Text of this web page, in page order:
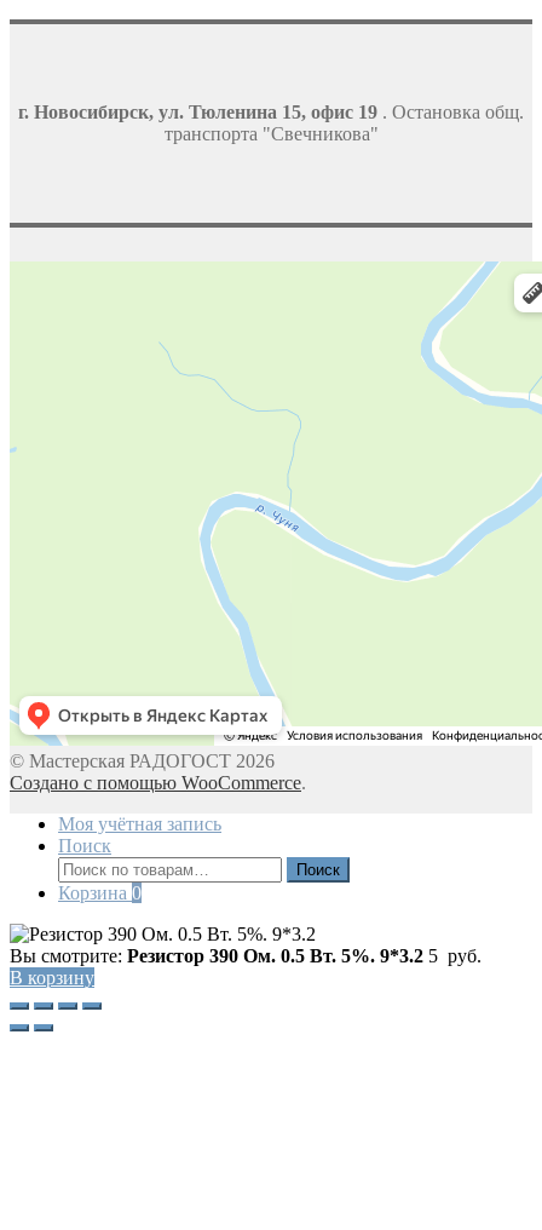
г. Новосибирск, ул. Тюленина 15, офис 19 . Остановка общ.
транспорта "Свечникова"
© Мастерская РАДОГОСТ 2026
Создано с помощью WooCommerce.
Моя учётная запись
Поиск
Искать:
Поиск
Корзина 0
Вы смотрите: Резистор 390 Ом. 0.5 Вт. 5%. 9*3.2 5 руб.
В корзину